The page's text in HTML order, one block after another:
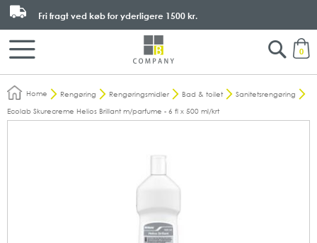
0
Fri fragt ved køb for yderligere 1500 kr.
Search
Home Rengøring Rengøringsmidler Bad & toilet
Sanitetsrengøring
Ecolab Skurecreme Helios Brillant m/parfume - 6 fl x 500 ml/krt